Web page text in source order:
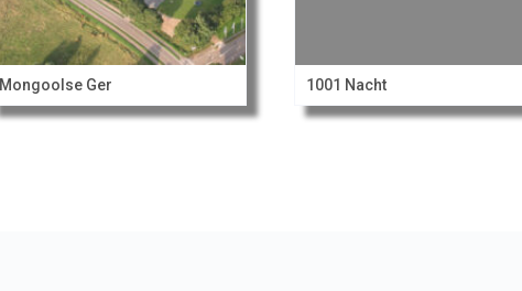
Mongoolse Ger 1001 Nacht